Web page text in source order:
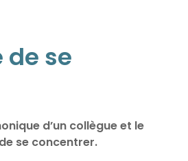
se
d’un collègue et le
se concentrer.